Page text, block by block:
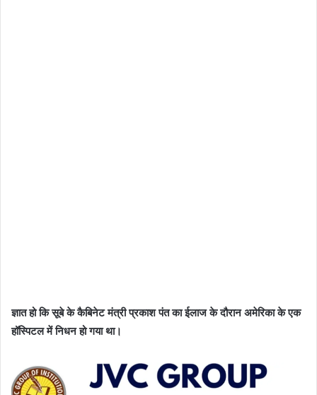
ज्ञात हो कि सूबे के कैबिनेट मंत्री प्रकाश पंत का ईलाज के दौरान अमेरिका के एक
हॉस्पिटल में निधन हो गया था।